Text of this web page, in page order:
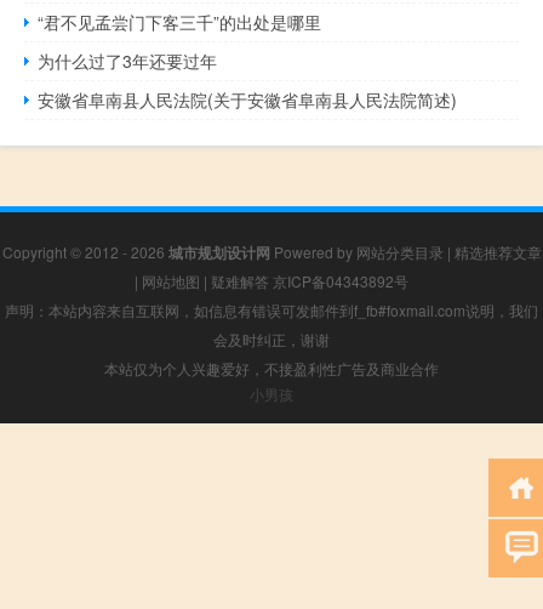
“君不见孟尝门下客三千”的出处是哪里
为什么过了3年还要过年
安徽省阜南县人民法院(关于安徽省阜南县人民法院简述)
Copyright © 2012 - 2026 城市规划设计网 Powered by 网站分类目录 | 精选推荐文章
| 网站地图 | 疑难解答 京ICP备04343892号
声明：本站内容来自互联网，如信息有错误可发邮件到f_fb#foxmail.com说明，我们
会及时纠正，谢谢
本站仅为个人兴趣爱好，不接盈利性广告及商业合作
小男孩